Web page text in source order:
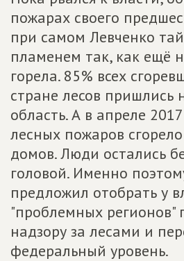
пожарах своего
при самом Левченко
пламенем так, как ещё
горела. 85% всех
стране лесов пришлись
область. А в апреле
лесных пожаров
домов. Люди остались
головой. Именно
предложил отобрать у
"проблемных регионов"
надзору за лесами и
федеральный уровень.